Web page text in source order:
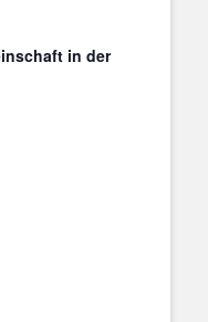
in der